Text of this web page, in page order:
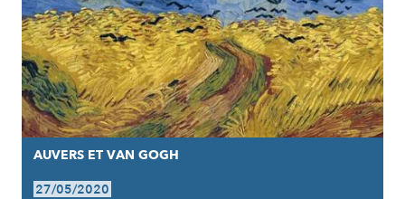
AUVERS ET VAN GOGH
27/05/2020